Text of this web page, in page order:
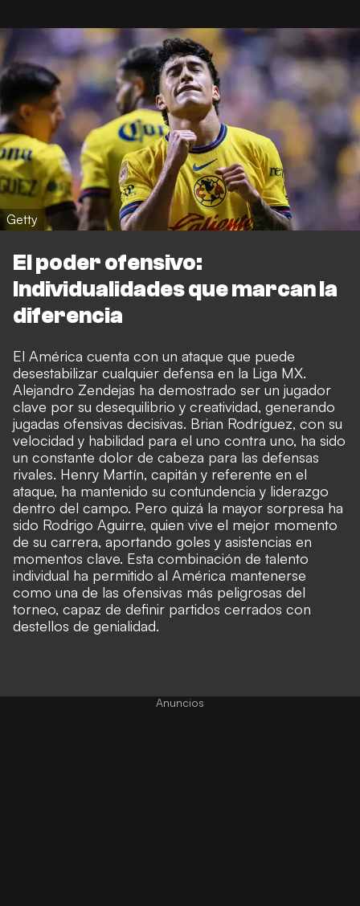
Getty
El poder ofensivo:
Individualidades que marcan la
diferencia
El América cuenta con un ataque que puede
desestabilizar cualquier defensa en la Liga MX.
Alejandro Zendejas ha demostrado ser un jugador
clave por su desequilibrio y creatividad, generando
jugadas ofensivas decisivas. Brian Rodríguez, con su
velocidad y habilidad para el uno contra uno, ha sido
un constante dolor de cabeza para las defensas
rivales. Henry Martín, capitán y referente en el
ataque, ha mantenido su contundencia y liderazgo
dentro del campo. Pero quizá la mayor sorpresa ha
sido Rodrigo Aguirre, quien vive el mejor momento
de su carrera, aportando goles y asistencias en
momentos clave. Esta combinación de talento
individual ha permitido al América mantenerse
como una de las ofensivas más peligrosas del
torneo, capaz de definir partidos cerrados con
destellos de genialidad.